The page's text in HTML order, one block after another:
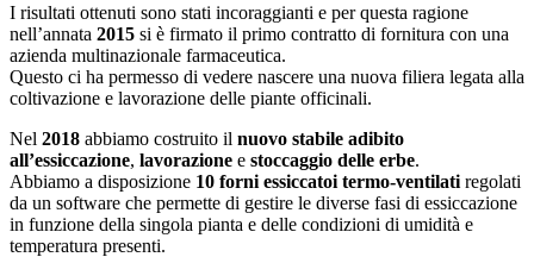
I risultati ottenuti sono stati incoraggianti e per questa ragione
nell’annata 2015 si è firmato il primo contratto di fornitura con una
azienda multinazionale farmaceutica.
Questo ci ha permesso di vedere nascere una nuova filiera legata alla
coltivazione e lavorazione delle piante officinali.
Nel 2018 abbiamo costruito il nuovo stabile adibito
all’essiccazione, lavorazione e stoccaggio delle erbe.
Abbiamo a disposizione 10 forni essiccatoi termo-ventilati regolati
da un software che permette di gestire le diverse fasi di essiccazione
in funzione della singola pianta e delle condizioni di umidità e
temperatura presenti.